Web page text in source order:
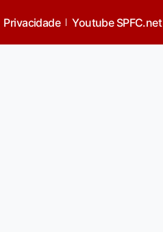
Privacidade Youtube SPFC.net